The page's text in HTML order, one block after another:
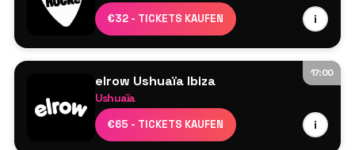
Lucy Jane
Perry Martin
M3 Ibiza Live-Musiker-Show
€32 - TICKETS KAUFEN i
Resident DJs
17:00
elrow Ushuaïa Ibiza
Ushuaïa
€65 - TICKETS KAUFEN i
Bastian Bux
Ilario Alicante